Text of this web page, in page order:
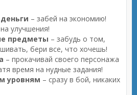
– забей на экономию!
улучшения!
предметы – забудь о том,
бери все, что хочешь!
– прокачивай своего персонажа
время на нудные задания!
уровням – сразу в бой, никаких